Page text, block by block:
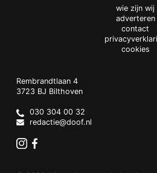
wie zijn wij
adverteren
contact
cookies
Doof.nl
work
Rembrandtlaan 4
3723 BJ Bilthoven
Netherlands
030 304 00 32
redactie@doof.nl